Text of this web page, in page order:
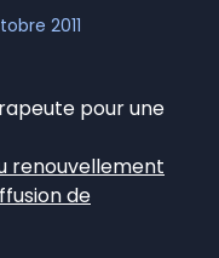
2011
pour une
renouvellement
de